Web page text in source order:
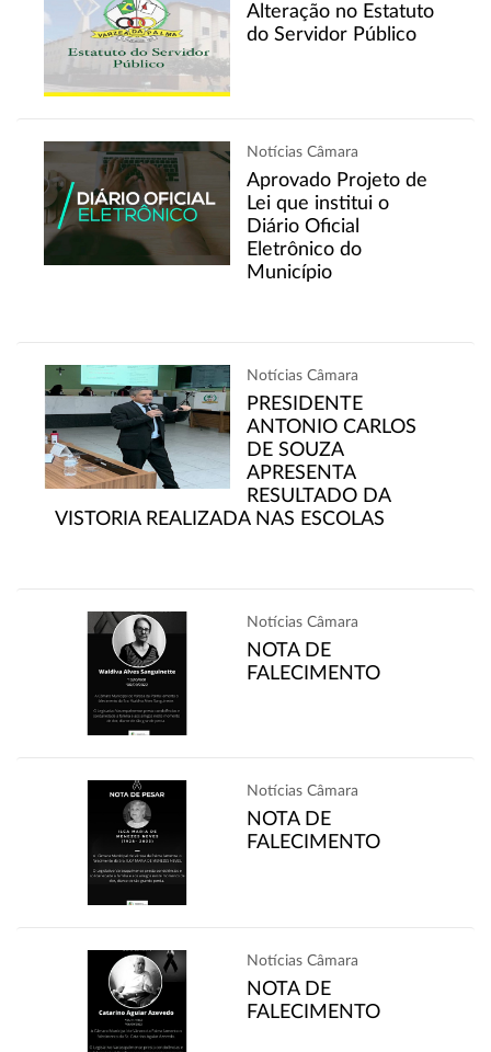
Alteração no Estatuto
do Servidor Público
Notícias Câmara
Aprovado Projeto de
Lei que institui o
Diário Oficial
Eletrônico do
Município
Notícias Câmara
PRESIDENTE
ANTONIO CARLOS
DE SOUZA
APRESENTA
RESULTADO DA
VISTORIA REALIZADA NAS ESCOLAS
Notícias Câmara
NOTA DE
FALECIMENTO
Notícias Câmara
NOTA DE
FALECIMENTO
Notícias Câmara
NOTA DE
FALECIMENTO